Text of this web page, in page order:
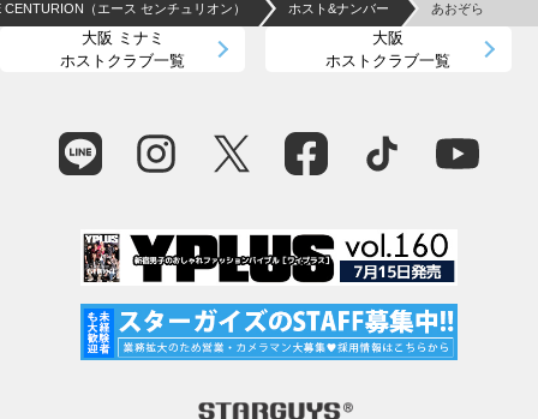
CENTURION（エース センチュリオン） ホスト&ナンバー あおぞら
大阪 ミナミ
ホストクラブ一覧
大阪
ホストクラブ一覧